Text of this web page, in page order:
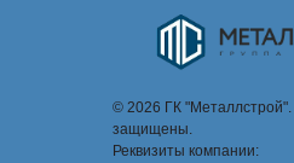
© 2026 ГК
защищены.
Реквизиты компании: